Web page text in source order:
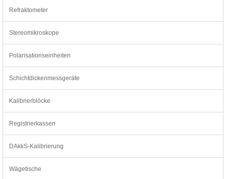
Refraktometer
Stereomikroskope
Polarisationseinheiten
Schichtdickenmessgeräte
Kalibrierblöcke
Registrierkassen
DAkkS-Kalibrierung
Wägetische